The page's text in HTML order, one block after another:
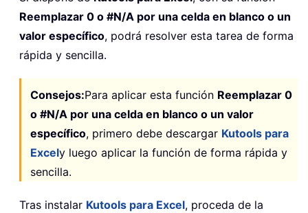
Reemplazar 0 o #N/A por una celda en blanco o un
valor específico, podrá resolver esta tarea de forma
rápida y sencilla.
Consejos:Para aplicar esta función Reemplazar 0
o #N/A por una celda en blanco o un valor
específico, primero debe descargar Kutools para
Excely luego aplicar la función de forma rápida y
sencilla.
Tras instalar Kutools para Excel, proceda de la